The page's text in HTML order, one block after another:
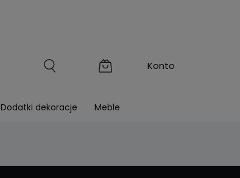
Dodatki dekoracje Meble